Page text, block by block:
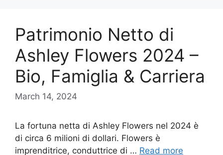
Patrimonio Netto di
Ashley Flowers 2024 –
Bio, Famiglia & Carriera
March 14, 2024
La fortuna netta di Ashley Flowers nel 2024 è
di circa 6 milioni di dollari. Flowers è
imprenditrice, conduttrice di … Read more